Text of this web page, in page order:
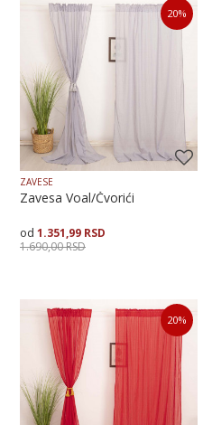
145X170 145X250
20%
ZAVESE
Zavesa Voal/Čvorići
1.351,99 RSD
1.690,00RSD
Veličina
145X170145X250
Dodaj u korpu
20%